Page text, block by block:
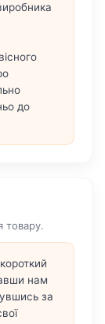
до
товару.
нам
за